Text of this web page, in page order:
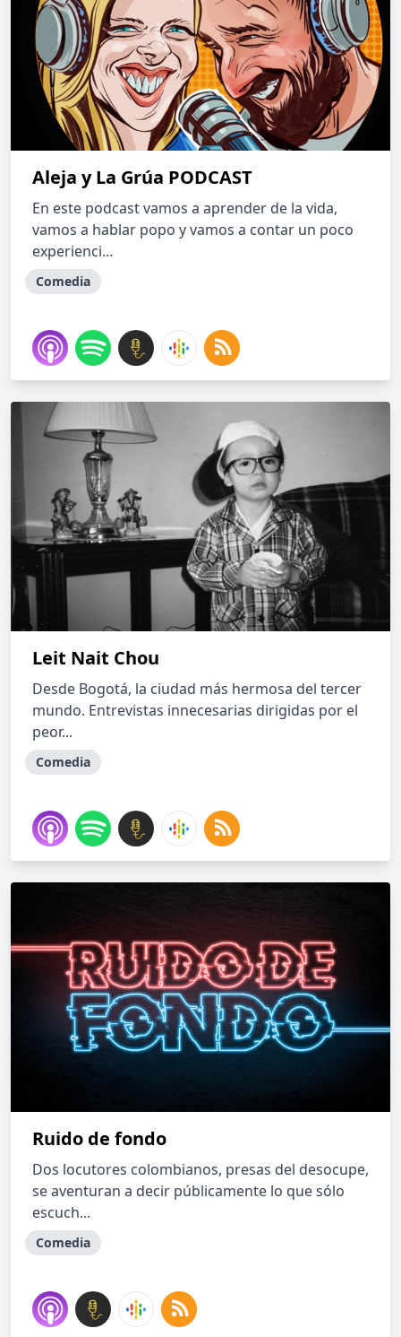
Aleja y La Grúa PODCAST
En este podcast vamos a aprender de la vida,
vamos a hablar popo y vamos a contar un poco
experienci...
Comedia
Leit Nait Chou
Desde Bogotá, la ciudad más hermosa del tercer
mundo. Entrevistas innecesarias dirigidas por el
peor...
Comedia
Ruido de fondo
Dos locutores colombianos, presas del desocupe,
se aventuran a decir públicamente lo que sólo
escuch...
Comedia